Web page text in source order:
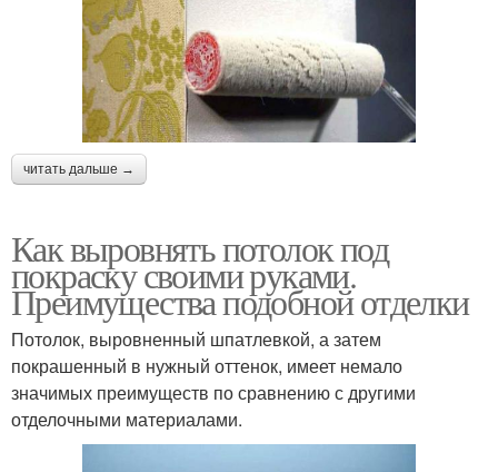
читать дальше →
Как выровнять потолок под
покраску своими руками.
Преимущества подобной отделки
Потолок, выровненный шпатлевкой, а затем
покрашенный в нужный оттенок, имеет немало
значимых преимуществ по сравнению с другими
отделочными материалами.